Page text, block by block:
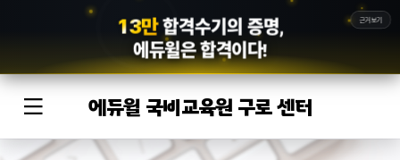
13만 합격수기의 증명,
에듀윌은 합격이다!
근거보기
에듀윌 국비교육원 구로 센터